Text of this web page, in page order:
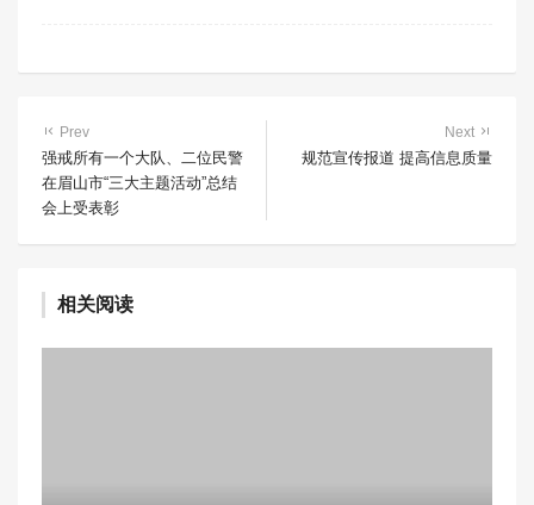
Prev
强戒所有一个大队、二位民警
在眉山市“三大主题活动”总结
会上受表彰
Next
规范宣传报道 提高信息质量
相关阅读